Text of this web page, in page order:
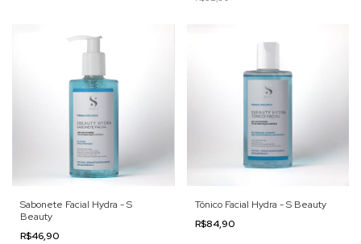
Sabonete Facial Hydra - S
Beauty
R$46,90
Tônico Facial Hydra - S Beauty
R$84,90